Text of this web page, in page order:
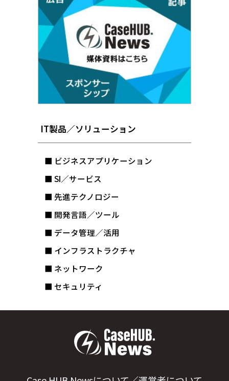
IT製品／ソリューション
■ ビジネスアプリケーション
■ SI／サービス
■ 先進テクノロジー
■ 開発言語／ツール
■ データ管理／活用
■ インフラストラクチャ
■ ネットワーク
■ セキュリティ